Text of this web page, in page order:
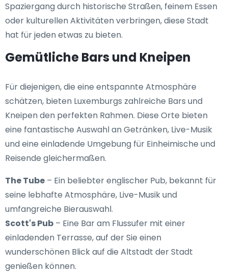
Spaziergang durch historische Straßen, feinem Essen
oder kulturellen Aktivitäten verbringen, diese Stadt
hat für jeden etwas zu bieten.
Gemütliche Bars und Kneipen
Für diejenigen, die eine entspannte Atmosphäre
schätzen, bieten Luxemburgs zahlreiche Bars und
Kneipen den perfekten Rahmen. Diese Orte bieten
eine fantastische Auswahl an Getränken, Live-Musik
und eine einladende Umgebung für Einheimische und
Reisende gleichermaßen.
The Tube – Ein beliebter englischer Pub, bekannt für
seine lebhafte Atmosphäre, Live-Musik und
umfangreiche Bierauswahl.
Scott's Pub – Eine Bar am Flussufer mit einer
einladenden Terrasse, auf der Sie einen
wunderschönen Blick auf die Altstadt der Stadt
genießen können.